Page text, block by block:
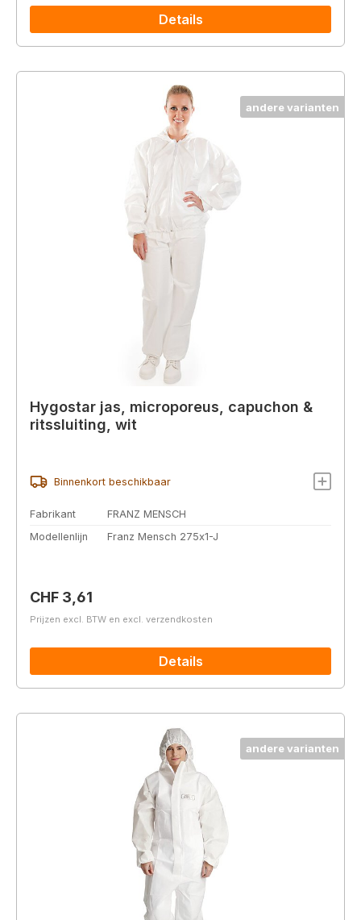
Details
andere varianten
Hygostar jas, microporeus, capuchon &
ritssluiting, wit
Binnenkort beschikbaar
Fabrikant
FRANZ MENSCH
Modellenlijn
Franz Mensch 275x1-J
Normale prijs:
CHF 3,61
Prijzen excl. BTW en excl. verzendkosten
Details
andere varianten